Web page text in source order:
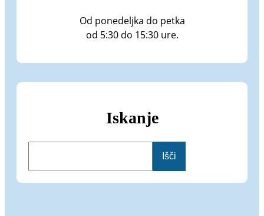
Od ponedeljka do petka
od 5:30 do 15:30 ure.
Iskanje
Išči